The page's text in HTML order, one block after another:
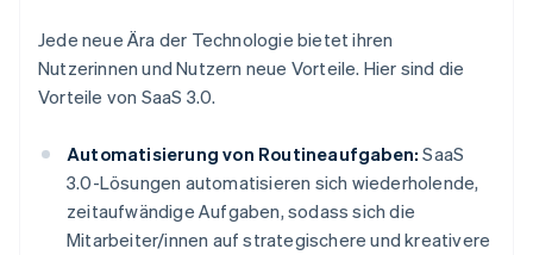
Jede neue Ära der Technologie bietet ihren
Nutzerinnen und Nutzern neue Vorteile. Hier sind die
Vorteile von SaaS 3.0.
Automatisierung von Routineaufgaben: SaaS
3.0-Lösungen automatisieren sich wiederholende,
zeitaufwändige Aufgaben, sodass sich die
Mitarbeiter/innen auf strategischere und kreativere